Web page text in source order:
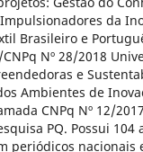
da
Brasileiro e
Nº 28/2018
e
Ambientes de
CNPq Nº 12/
PQ. Possui 104
periódicos nacionais